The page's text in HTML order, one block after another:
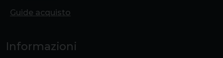
Guide acquisto
Informazioni